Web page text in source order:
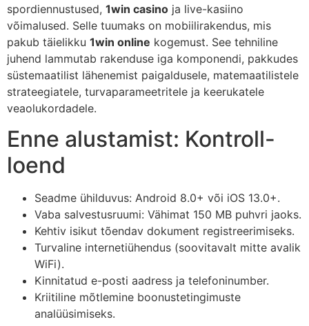
spordiennustused, 1win casino ja live-kasiino
võimalused. Selle tuumaks on mobiilirakendus, mis
pakub täielikku 1win online kogemust. See tehniline
juhend lammutab rakenduse iga komponendi, pakkudes
süstemaatilist lähenemist paigaldusele, matemaatilistele
strateegiatele, turvaparameetritele ja keerukatele
veaolukordadele.
Enne alustamist: Kontroll-
loend
Seadme ühilduvus: Android 8.0+ või iOS 13.0+.
Vaba salvestusruumi: Vähimat 150 MB puhvri jaoks.
Kehtiv isikut tõendav dokument registreerimiseks.
Turvaline internetiühendus (soovitavalt mitte avalik
WiFi).
Kinnitatud e-posti aadress ja telefoninumber.
Kriitiline mõtlemine boonustetingimuste
analüüsimiseks.